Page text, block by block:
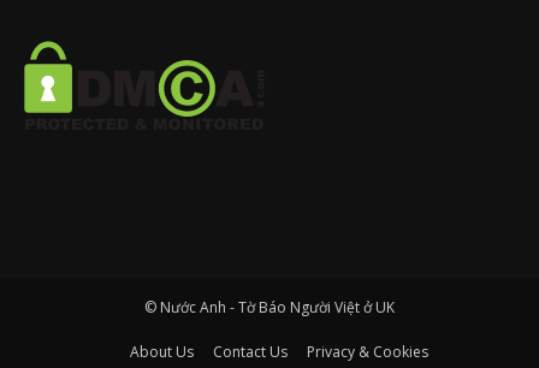
© Nước Anh - Tờ Báo Người Việt ở UK
About Us Contact Us Privacy & Cookies